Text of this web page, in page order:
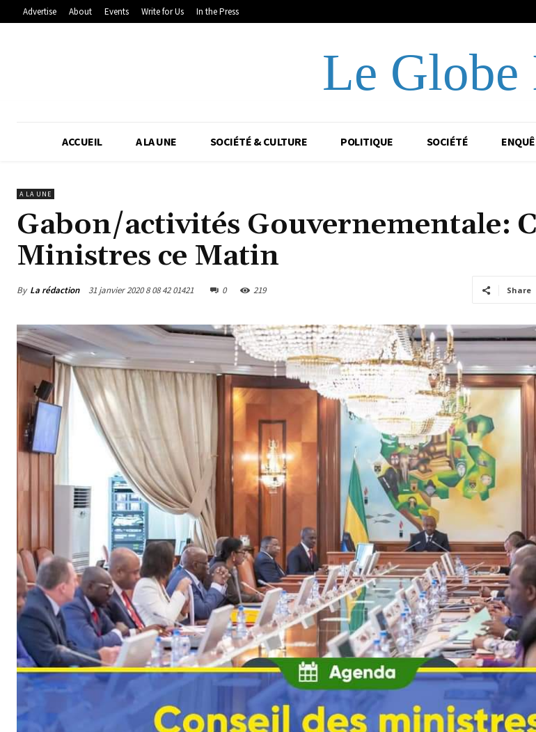
Advertise About Events Write for Us In the Press
Le Globe
ACCUEIL A LA UNE SOCIÉTÉ & CULTURE POLITIQUE SOCIÉTÉ
A LA UNE
Gabon/activités Gouvernementale:
Ministres ce Matin
By La rédaction 31 janvier 2020 8 08 42 01421 0 219 Share